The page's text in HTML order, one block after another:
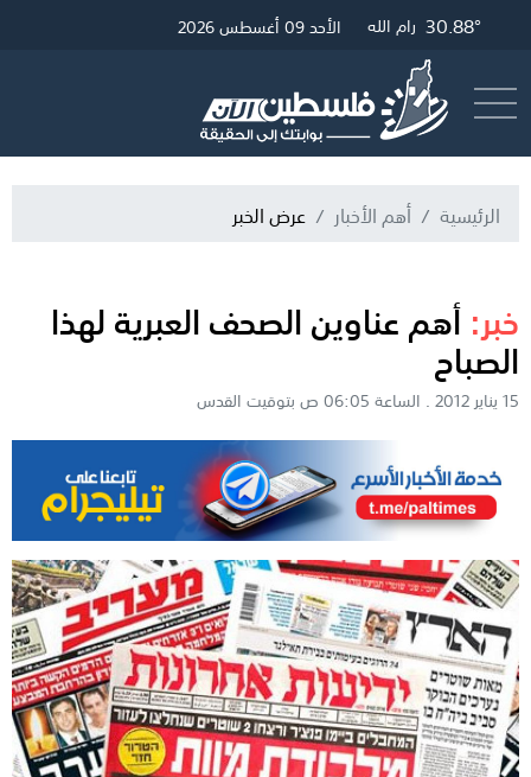
33.25° غزة 31.12° القدس 30.88° رام الله الأحد 09 أغسطس 2026
الرئيسية أهم الأخبار عرض الخبر
خبر:أهم عناوين الصحف العبرية لهذا
الصباح
15 يناير 2012 . الساعة 06:05 ص بتوقيت القدس